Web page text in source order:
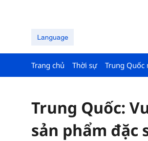
Language
Trang chủ Thời sự Trung Quốc
Trung Quốc:
sản phẩm đặc